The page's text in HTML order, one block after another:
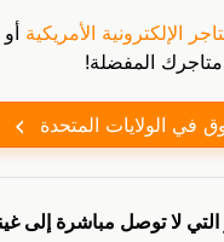
الإلكترونية الأمريكية
متاجرك المفضلة!
في الولايات المتحدة
لا توصل مباشرة إلى